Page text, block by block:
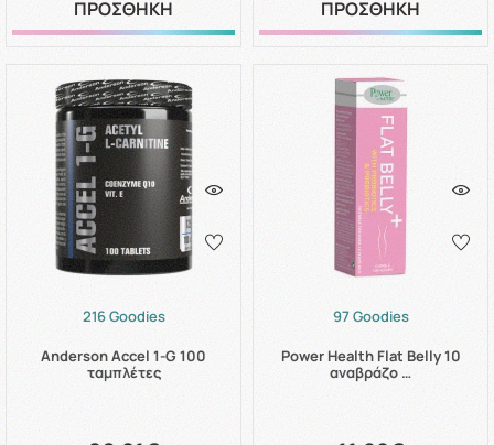
ΠΡΟΣΘΗΚΗ ΠΡΟΣΘΗΚΗ
216 Goodies
Anderson Accel 1-G 100
ταμπλέτες
97 Goodies
Power Health Flat Belly 10
αναβράζο …